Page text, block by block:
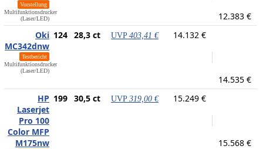
Vorstellung
Multifunktionsdrucker
(Laser/LED)
12.383 €
Oki
MC342dnw
Testbericht
Multifunktionsdrucker
(Laser/LED)
124 28,3 ct UVP 403,41 € 14.132 €
14.535 €
HP
Laserjet
Pro 100
Color MFP
M175nw
199 30,5 ct UVP 319,00 € 15.249 €
15.568 €